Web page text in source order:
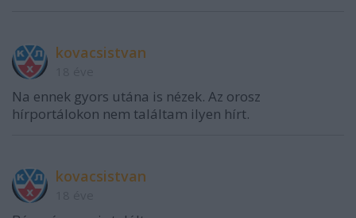
kovacsistvan
Na ennek gyors utána is nézek. Az orosz
hírportálokon nem találtam ilyen hírt.
kovacsistvan